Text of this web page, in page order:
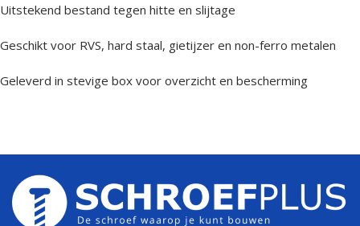
Uitstekend bestand tegen hitte en slijtage
Geschikt voor RVS, hard staal, gietijzer en non-ferro metalen
Geleverd in stevige box voor overzicht en bescherming